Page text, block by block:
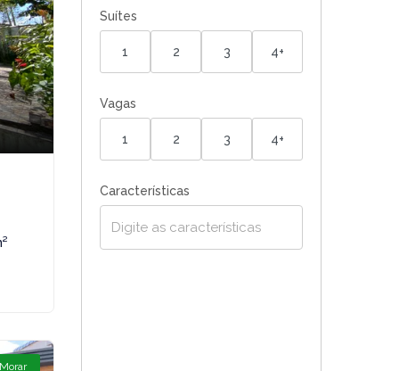
Suítes
1 2 3 4+
Vagas
1 2 3 4+
Características